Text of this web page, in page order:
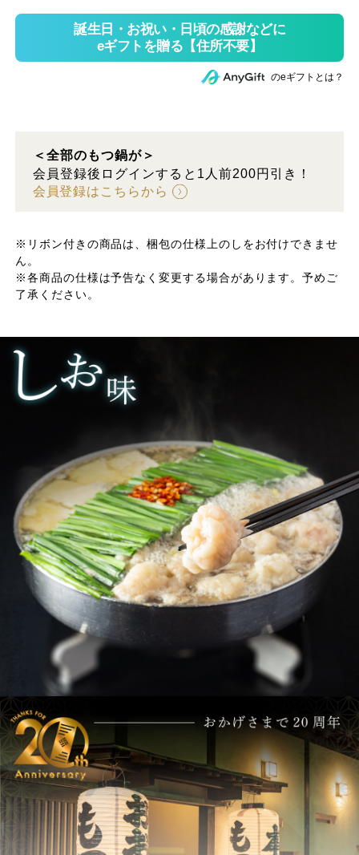
のeギフトとは？
＜全部のもつ鍋が＞
会員登録後ログインすると1人前200円引き！
会員登録はこちらから
※リボン付きの商品は、梱包の仕様上のしをお付けできませ
ん。
※各商品の仕様は予告なく変更する場合があります。予めご
了承ください。